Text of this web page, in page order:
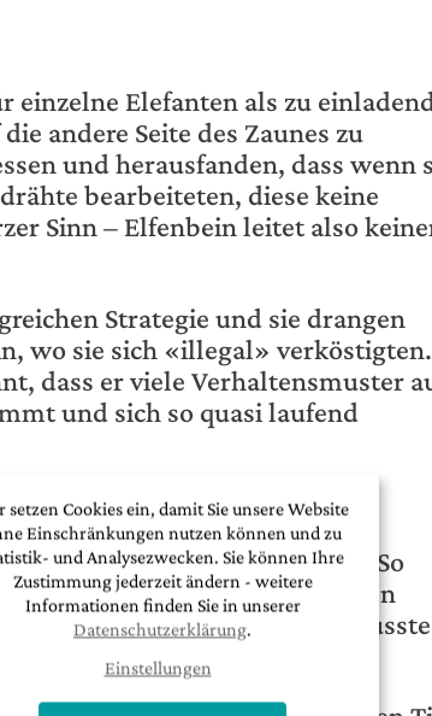
Elefanten als zu
andere Seite des Zaunes zu
und herausfanden, dass wenn
bearbeiteten, diese keine
Sinn – Elfenbein leitet also
Strategie und sie drangen
wo sie sich «illegal» verköstigten.
dass er viele Verhaltensmuster
und sich so quasi laufend
diese Fähigkeit bei Elefanten. So
«auffälligen» Elefantenbullen
Zauns bedienten, jedoch musste
setzen Cookies ein, damit Sie unsere Website
Einschränkungen nutzen können und zu
und Analysezwecken. Sie können Ihre
Zustimmung jederzeit ändern - weitere
Informationen finden Sie in unserer
Datenschutzerklärung.
Einstellungen